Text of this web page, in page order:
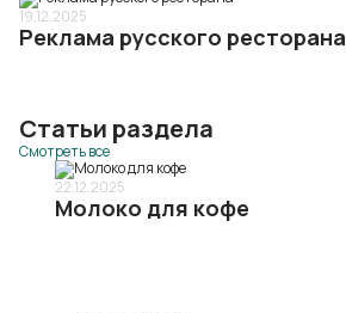
19.12.2025
Реклама русского ресторана
Статьи раздела
Смотреть все
22.12.2025
Молоко для кофе